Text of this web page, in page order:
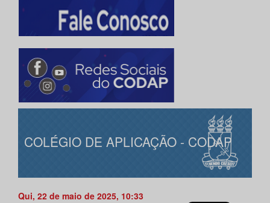
COLÉGIO DE APLICAÇÃO - CODAP
Qui, 22 de maio de 2025, 10:33